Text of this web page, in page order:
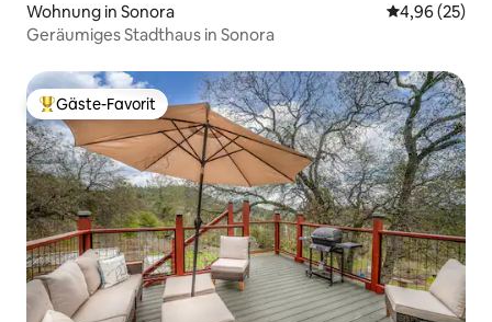
Wohnung in Sonora
4,96 (25)
Geräumiges Stadthaus in Sonora
Beliebter Gäste-Favorit.
Gäste-Favorit